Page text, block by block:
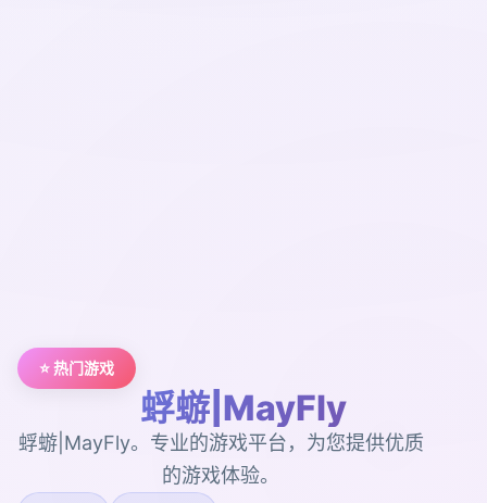
⭐ 热门游戏
蜉蝣|MayFly
蜉蝣|MayFly。专业的游戏平台，为您提供优质
的游戏体验。